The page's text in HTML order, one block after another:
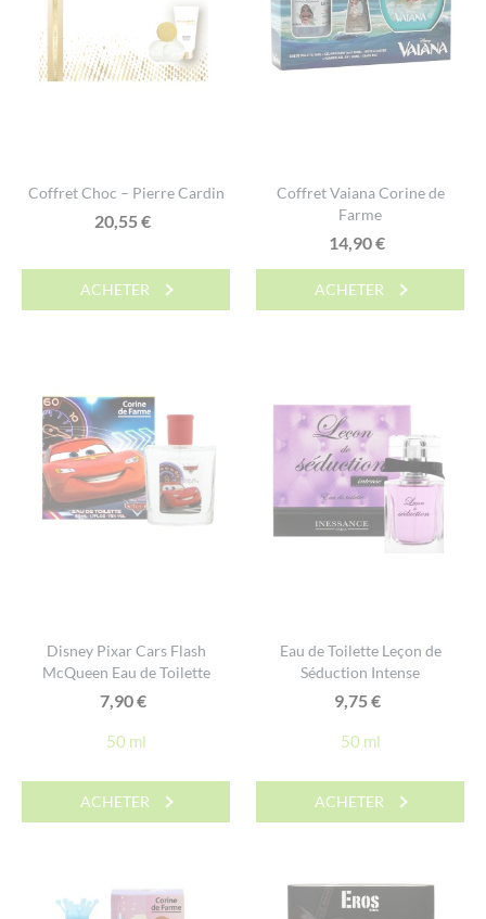
Coffret Choc – Pierre Cardin
20,55€
ACHETER
Coffret Vaiana Corine de
Farme
14,90€
ACHETER
Disney Pixar Cars Flash
McQueen Eau de Toilette
7,90€
50 ml
ACHETER
Eau de Toilette Leçon de
Séduction Intense
9,75€
50 ml
ACHETER